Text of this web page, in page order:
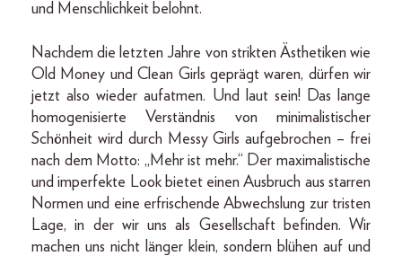
und Menschlichkeit belohnt.
Nachdem die letzten Jahre von strikten Ästhetiken wie
Old Money und Clean Girls geprägt waren, dürfen wir
jetzt also wieder aufatmen. Und laut sein! Das lange
homogenisierte Verständnis von minimalistischer
Schönheit wird durch Messy Girls aufgebrochen – frei
nach dem Motto: „Mehr ist mehr.“ Der maximalistische
und imperfekte Look bietet einen Ausbruch aus starren
Normen und eine erfrischende Abwechslung zur tristen
Lage, in der wir uns als Gesellschaft befinden. Wir
machen uns nicht länger klein, sondern blühen auf und